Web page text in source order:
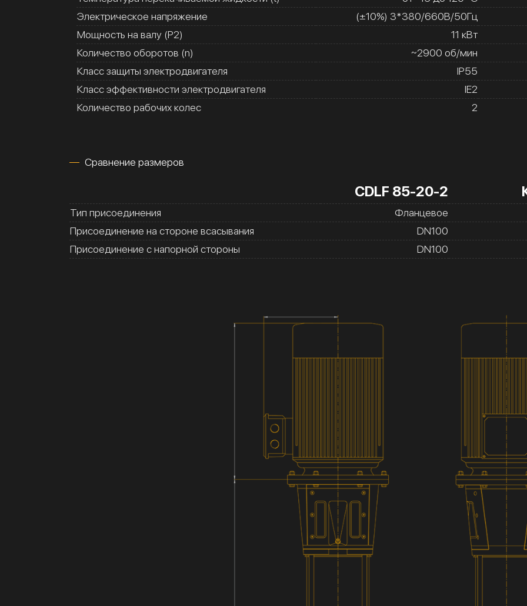
Электрическое напряжение
(±10%) 3*380/660В/50Гц
Мощность на валу (Р2)
11 кВт
Количество оборотов (n)
~2900 об/мин
Класс защиты электродвигателя
IP55
Класс эффективности электродвигателя
IE2
Количество рабочих колес
2
Сравнение размеров
CDLF 85-20-2
Тип присоединения
Фланцевое
Присоединение на стороне всасывания
DN100
Присоединение с напорной стороны
DN100